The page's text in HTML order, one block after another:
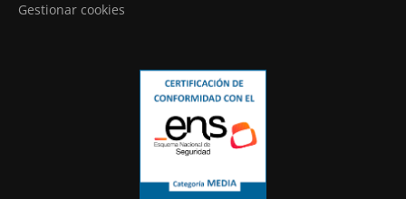
Gestionar cookies